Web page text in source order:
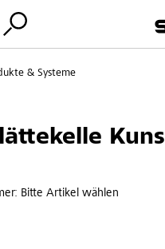
& Systeme
Bitte Artikel wählen